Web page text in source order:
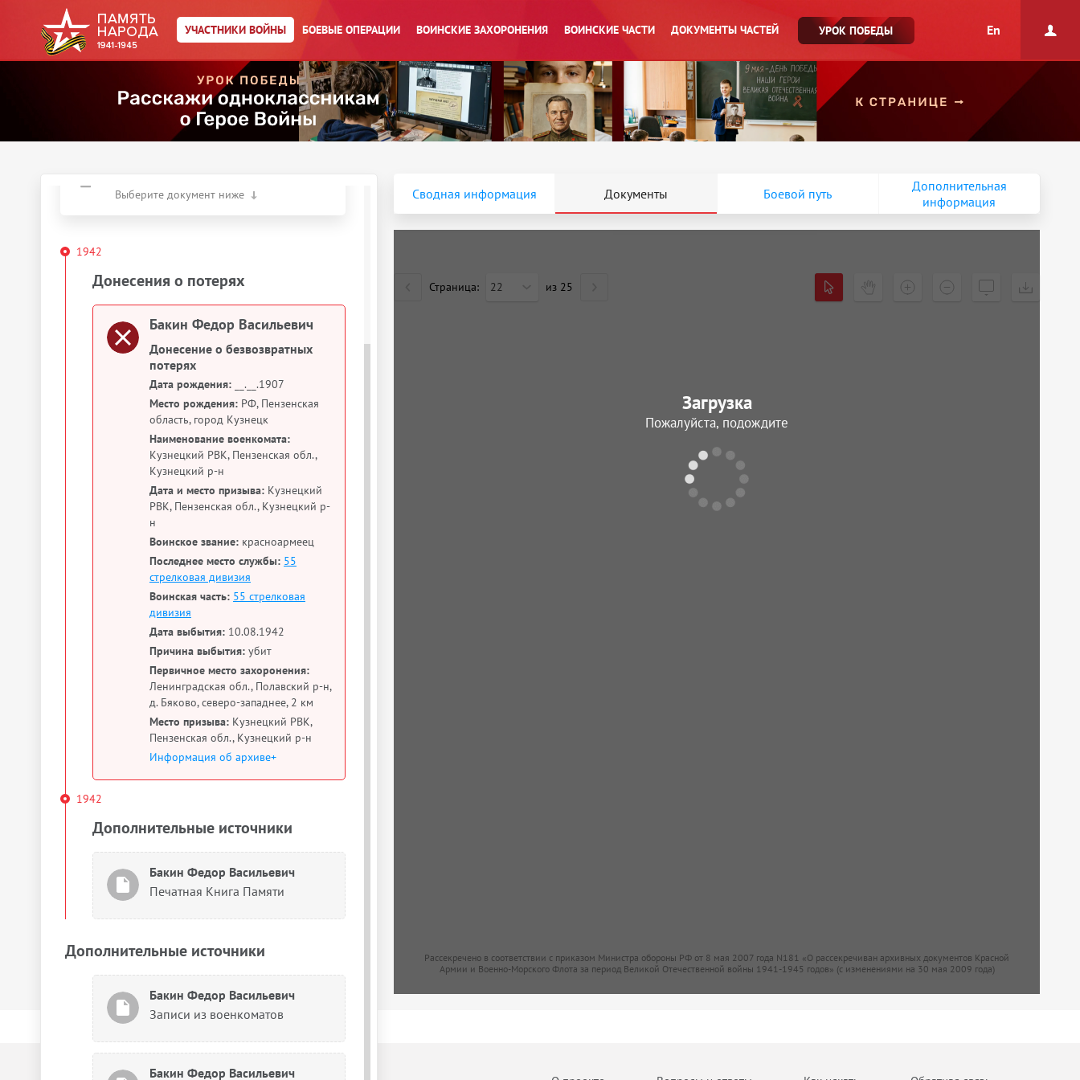
УЧАСТНИКИ ВОЙНЫ БОЕВЫЕ ОПЕРАЦИИ ВОИНСКИЕ ЗАХОРОНЕНИЯ ВОИНСКИЕ ЧАСТИ ДОКУМЕНТЫ ЧАСТЕЙ УРОК ПОБЕДЫ En
Бакин Федор
Васильевич
Действия
Скачать документы
Выберите документ ниже
1942
Донесения о потерях
Бакин Федор Васильевич
Донесение о безвозвратных
потерях
Дата рождения: __.__.1907
Место рождения: РФ, Пензенская
область, город Кузнецк
Наименование военкомата:
Кузнецкий РВК, Пензенская обл.,
Кузнецкий р-н
Дата и место призыва: Кузнецкий
РВК, Пензенская обл., Кузнецкий р-
н
Воинское звание: красноармеец
Последнее место службы: 55
стрелковая дивизия
Воинская часть: 55 стрелковая
дивизия
Дата выбытия: 10.08.1942
Причина выбытия: убит
Первичное место захоронения:
Ленинградская обл., Полавский р-н,
д. Бяково, северо-западнее, 2 км
Место призыва: Кузнецкий РВК,
Пензенская обл., Кузнецкий р-н
Информация об архиве+
1942
Дополнительные источники
Бакин Федор Васильевич
Печатная Книга Памяти
Дополнительные источники
Бакин Федор Васильевич
Записи из военкоматов
Бакин Федор Васильевич
Сводная информация Документы Боевой путь
Дополнительная
информация
Страница: 22 из 25
Рассекречено в соответствии с приказом Министра обороны РФ от 8 мая 2007 года N181 «О рассекречиван архивных документов Красной
Армии и Военно-Морского Флота за период Великой Отечественной войны 1941-1945 годов» (с изменениями на 30 мая 2009 года)
Загрузка
Пожалуйста, подождите